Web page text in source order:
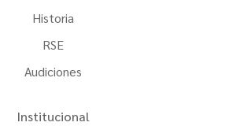
Historia
RSE
Audiciones
Institucional